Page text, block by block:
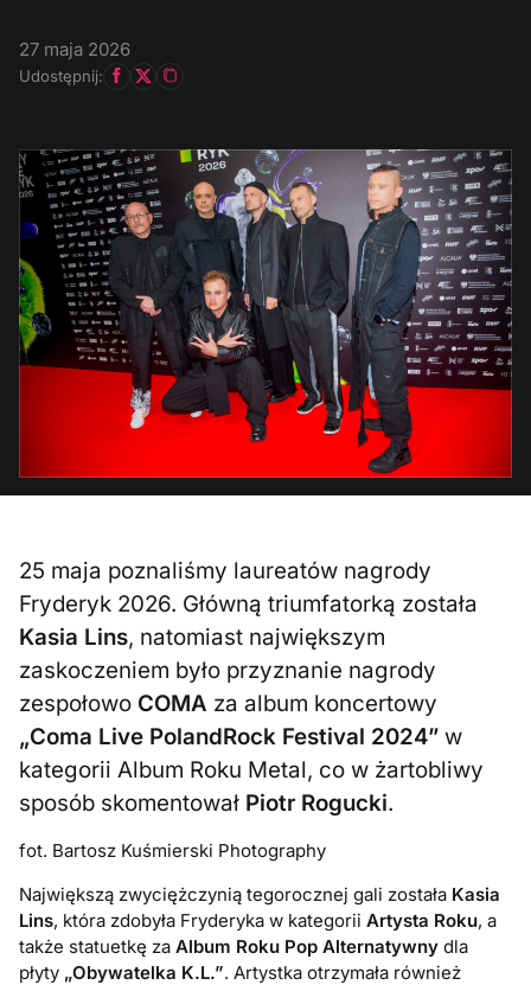
27 maja 2026
Udostępnij:
25 maja poznaliśmy laureatów nagrody
Fryderyk 2026. Główną triumfatorką została
Kasia Lins, natomiast największym
zaskoczeniem było przyznanie nagrody
zespołowo COMA za album koncertowy
„Coma Live PolandRock Festival 2024”w
kategorii Album Roku Metal, co w żartobliwy
sposób skomentował Piotr Rogucki.
fot. Bartosz Kuśmierski Photography
Największą zwyciężczynią tegorocznej gali została Kasia
Lins, która zdobyła Fryderyka w kategoriiArtysta Roku, a
także statuetkę zaAlbum Roku Pop Alternatywny dla
płyty „Obywatelka K.L.”. Artystka otrzymała również